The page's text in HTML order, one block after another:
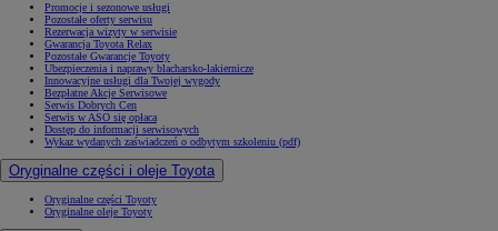
Promocje i sezonowe usługi
Pozostałe oferty serwisu
Rezerwacja wizyty w serwisie
Gwarancja Toyota Relax
Pozostałe Gwarancje Toyoty
Ubezpieczenia i naprawy blacharsko-lakiernicze
Innowacyjne usługi dla Twojej wygody
Bezpłatne Akcje Serwisowe
Serwis Dobrych Cen
Serwis w ASO się opłaca
Dostęp do informacji serwisowych
Wykaz wydanych zaświadczeń o odbytym szkoleniu (pdf)
Oryginalne części i oleje Toyota
Oryginalne części Toyoty
Oryginalne oleje Toyoty